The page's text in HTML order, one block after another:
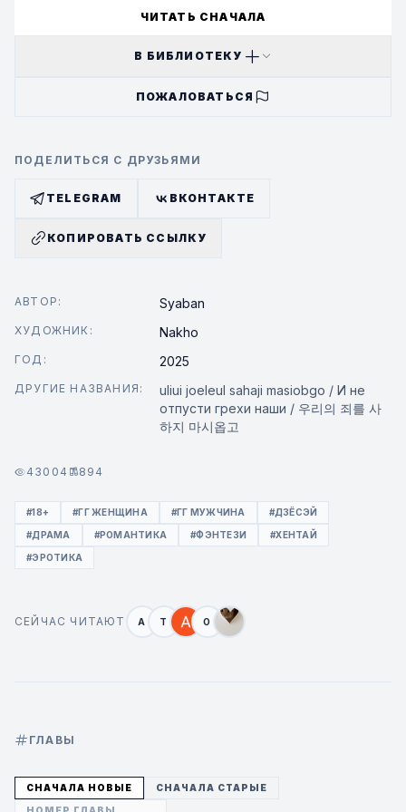
ЧИТАТЬ СНАЧАЛА
В БИБЛИОТЕКУ
ПОЖАЛОВАТЬСЯ
ПОДЕЛИТЬСЯ С ДРУЗЬЯМИ
TELEGRAM ВКОНТАКТЕ
КОПИРОВАТЬ ССЫЛКУ
АВТОР: Syaban
ХУДОЖНИК: Nakho
ГОД: 2025
ДРУГИЕ НАЗВАНИЯ:
uliui joeleul sahaji masiobgo / И не
отпусти грехи наши / 우리의 죄를 사
하지 마시옵고
43004 894
#18+ #ГГ ЖЕНЩИНА #ГГ МУЖЧИНА #ДЗЁСЭЙ
#ДРАМА #РОМАНТИКА #ФЭНТЕЗИ #ХЕНТАЙ
#ЭРОТИКА
СЕЙЧАС ЧИТАЮТ A T O
ГЛАВЫ
СНАЧАЛА НОВЫЕ СНАЧАЛА СТАРЫЕ